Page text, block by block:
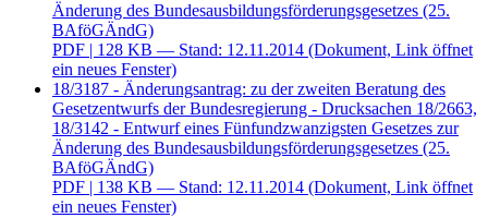
Änderung des Bundesausbildungsförderungsgesetzes (25.
BAföGÄndG)
PDF | 128 KB — Stand: 12.11.2014 (Dokument, Link öffnet
ein neues Fenster)
18/3187 - Änderungsantrag: zu der zweiten Beratung des
Gesetzentwurfs der Bundesregierung - Drucksachen 18/2663,
18/3142 - Entwurf eines Fünfundzwanzigsten Gesetzes zur
Änderung des Bundesausbildungsförderungsgesetzes (25.
BAföGÄndG)
PDF | 138 KB — Stand: 12.11.2014 (Dokument, Link öffnet
ein neues Fenster)